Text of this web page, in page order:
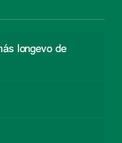
longevo de